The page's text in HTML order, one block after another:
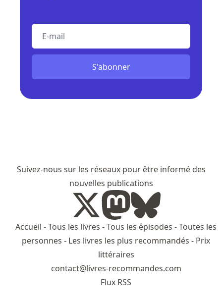
S'abonner
Suivez-nous sur les réseaux pour être informé des
nouvelles publications
Accueil -Tous les livres -Tous les épisodes -Toutes les
personnes - Les livres les plus recommandés - Prix
littéraires
contact@livres-recommandes.com
Flux RSS